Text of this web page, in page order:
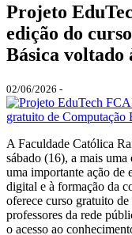
Projeto
edição do
Básica voltado
02/06/2026 -
A Faculdade Católica
sábado (16), a mais uma
uma importante ação de
digital e à formação da
oferece curso gratuito
professores da rede
o acesso ao